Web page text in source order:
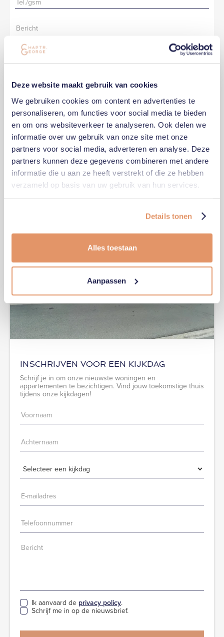
Deze website maakt gebruik van cookies
We gebruiken cookies om content en advertenties te
personaliseren, om functies voor social media te bieden
en om ons websiteverkeer te analyseren. Ook delen we
informatie over uw gebruik van onze site met onze
partners voor social media, adverteren en analyse. Deze
partners kunnen deze gegevens combineren met andere
informatie die u aan ze heeft verstrekt of die ze hebben
verzameld op basis van uw gebruik van hun services.
Details tonen
Alles toestaan
Aanpassen
Ik aanvaard deprivacy policy .
Schrijf me in op de nieuwsbrief.
INSCHRIJVEN VOOR EEN KIJKDAG
Schrijf je in om onze nieuwste woningen en
appartementen te bezichtigen. Vind jouw toekomstige thuis
tijdens onze kijkdagen!
Ik aanvaard de privacy policy.
Schrijf me in op de nieuwsbrief.